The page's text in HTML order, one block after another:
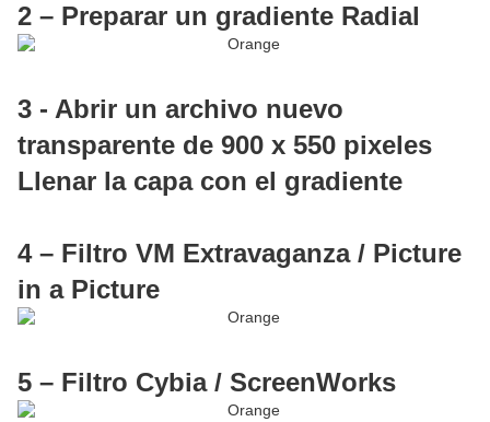
2 – Preparar un gradiente Radial
3 - Abrir un archivo nuevo
transparente de 900 x 550 pixeles
Llenar la capa con el gradiente
4 – Filtro VM Extravaganza / Picture
in a Picture
5 – Filtro Cybia / ScreenWorks